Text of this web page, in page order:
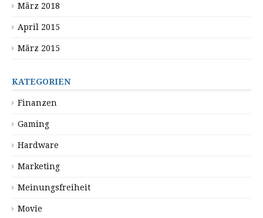
März 2018
April 2015
März 2015
KATEGORIEN
Finanzen
Gaming
Hardware
Marketing
Meinungsfreiheit
Movie